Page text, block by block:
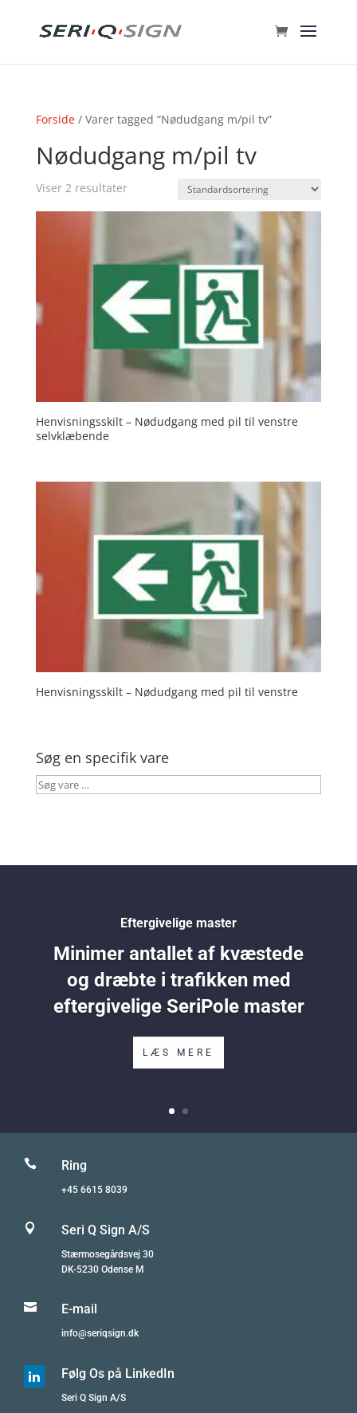
Forside/ Varer tagged “Nødudgang m/pil tv”
Nødudgang m/pil tv
Viser 2 resultater
Henvisningsskilt – Nødudgang med pil til venstre
selvklæbende
Henvisningsskilt – Nødudgang med pil til venstre
Søg en specifik vare
Søg
Eftergivelige master
Minimer antallet af kvæstede
og dræbte i trafikken med
eftergivelige SeriPole master
LÆS MERE
 Ring
+45 6615 8039
 Seri Q Sign A/S
Stærmosegårdsvej 30
DK-5230 Odense M
 E-mail
info@seriqsign.dk
 Følg Os på LinkedIn
Seri Q Sign A/S